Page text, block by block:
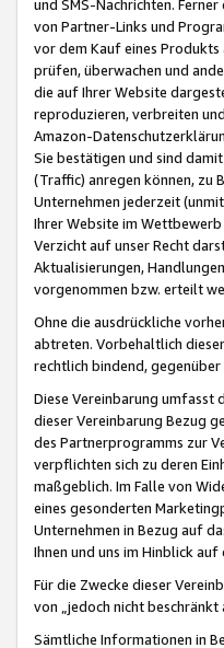
und SMS-Nachrichten.
von Partner-Links und
vor dem Kauf eines
prüfen, überwachen und
die auf Ihrer Website
reproduzieren, verbreiten
Amazon-
Sie bestätigen und sind
(Traffic) anregen können, zu
Unternehmen jederzeit
Ihrer Website im
Verzicht auf unser Recht
Aktualisierungen,
vorgenommen bzw. erteilt
Ohne die ausdrückliche
abtreten. Vorbehaltlich
rechtlich bindend,
Diese Vereinbarung umfasst
dieser Vereinbarung Bezug
des Partnerprogramms zur
verpflichten sich zu deren
maßgeblich. Im Falle von
eines gesonderten
Unternehmen in Bezug auf
Ihnen und uns im Hinblick
Für die Zwecke dieser
von „jedoch nicht beschränkt
Sämtliche Informationen in